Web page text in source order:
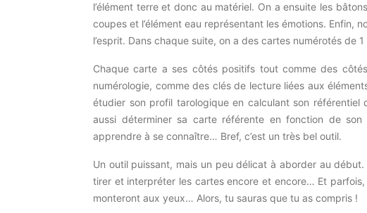
l’élément terre et donc au matériel. On a ensuite les
coupes et l’élément eau représentant les émotions. Enfin,
l’esprit. Dans chaque suite, on a des cartes numérotés de
Chaque carte a ses côtés positifs tout comme des
numérologie, comme des clés de lecture liées aux
étudier son profil tarologiqueen calculant son référentiel
aussi déterminer sa carte référente en fonction de
apprendre à se connaître… Bref, c’est un très bel outil.
Un outil puissant, mais un peu délicat à aborder au début.
tirer et interpréter les cartes encore et encore… Et
monteront aux yeux… Alors, tu sauras que tu as compris !